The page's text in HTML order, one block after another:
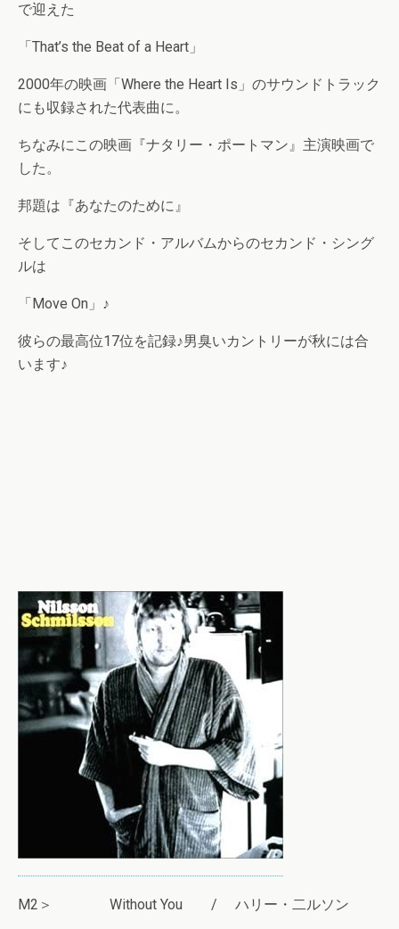
で迎えた
「That’s the Beat of a Heart」
2000年の映画「Where the Heart Is」のサウンドトラック
にも収録された代表曲に。
ちなみにこの映画『ナタリー・ポートマン』主演映画で
した。
邦題は『あなたのために』
そしてこのセカンド・アルバムからのセカンド・シング
ルは
「Move On」♪
彼らの最高位17位を記録♪男臭いカントリーが秋には合
います♪
M2＞ Without You / ハリー・二ルソン